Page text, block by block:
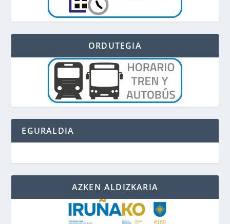
ORDUTEGIA
EGURALDIA
AZKEN ALDIZKARIA